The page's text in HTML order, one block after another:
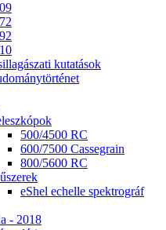
ku­ta­tá­sok
500/4500 RC
600/7500 Cas­seg­ra­in
800/5600 RC
eS­hel echel­le spekt­ro­gráf
- 2018